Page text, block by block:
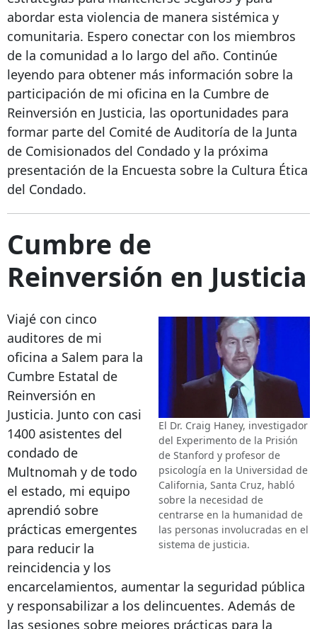
abordar esta violencia de manera sistémica y
comunitaria. Espero conectar con los miembros
de la comunidad a lo largo del año. Continúe
leyendo para obtener más información sobre la
participación de mi oficina en la Cumbre de
Reinversión en Justicia, las oportunidades para
formar parte del Comité de Auditoría de la Junta
de Comisionados del Condado y la próxima
presentación de la Encuesta sobre la Cultura Ética
del Condado.
Cumbre de
Reinversión en Justicia
El Dr. Craig Haney, investigador
del Experimento de la Prisión
de Stanford y profesor de
psicología en la Universidad de
California, Santa Cruz, habló
sobre la necesidad de
centrarse en la humanidad de
las personas involucradas en el
sistema de justicia.
Viajé con cinco
auditores de mi
oficina a Salem para la
Cumbre Estatal de
Reinversión en
Justicia. Junto con casi
1400 asistentes del
condado de
Multnomah y de todo
el estado, mi equipo
aprendió sobre
prácticas emergentes
para reducir la
reincidencia y los
encarcelamientos, aumentar la seguridad pública
y responsabilizar a los delincuentes. Además de
las sesiones sobre mejores prácticas para la